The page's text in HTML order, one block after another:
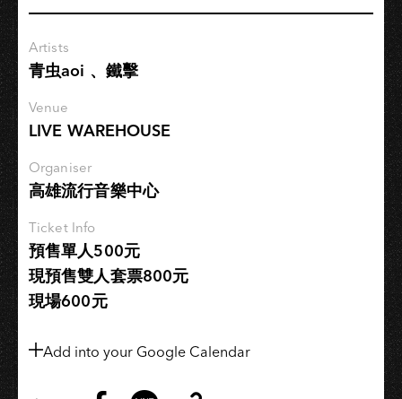
去
Artists
青虫aoi 、鐵擊
Venue
LIVE WAREHOUSE
Organiser
高雄流行音樂中心
Ticket Info
預售單人500元
現預售雙人套票800元
現場600元
Add into your Google Calendar